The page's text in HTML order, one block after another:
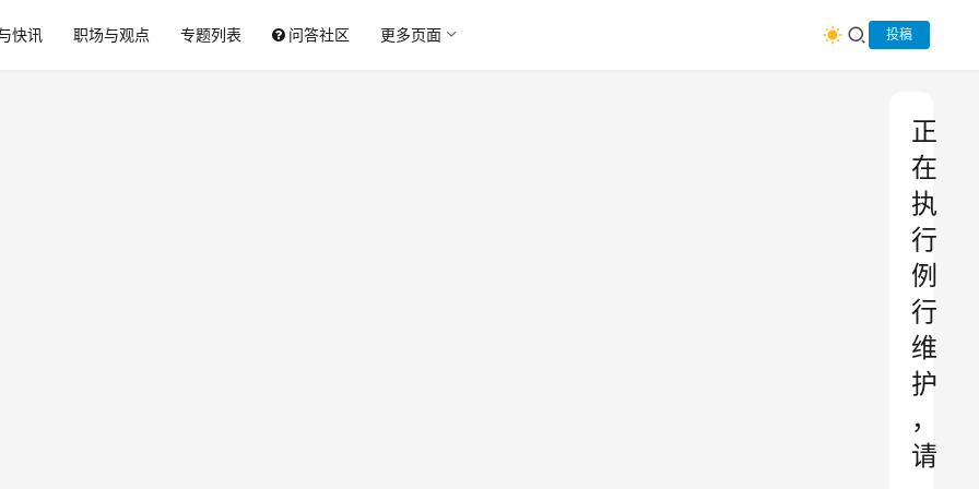
快讯 职场与观点 专题列表 问答社区 更多页面 投稿
正
在
执
行
例
行
维
护
，
请